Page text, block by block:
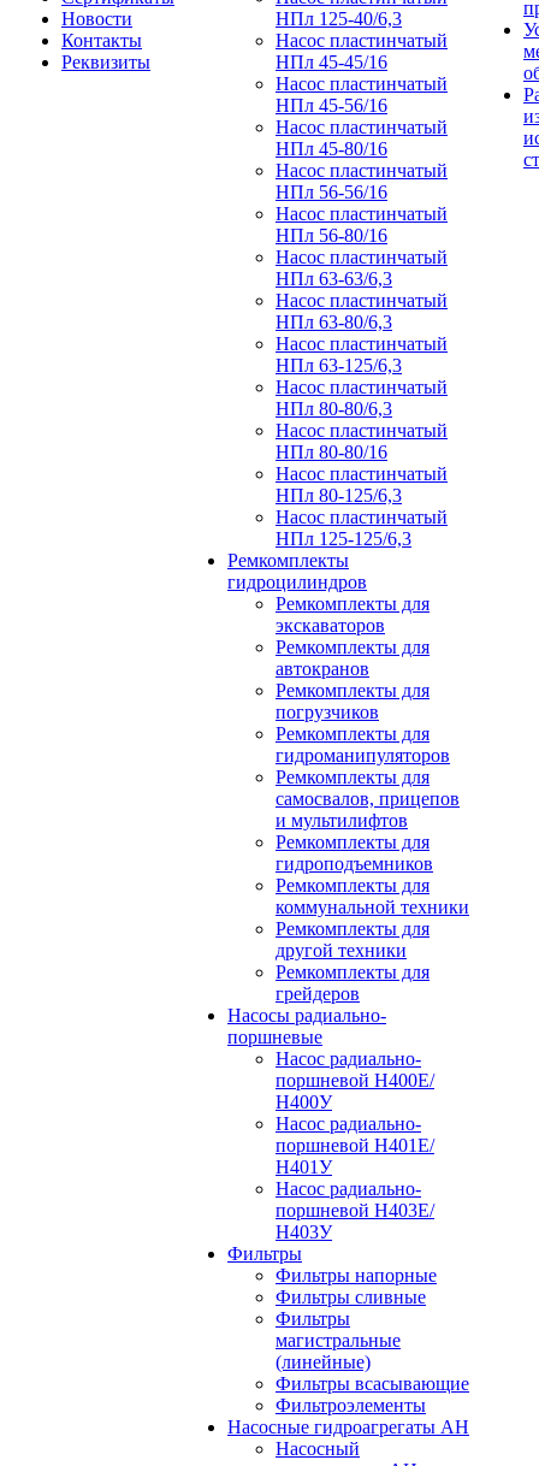
Новости
Контакты
Реквизиты
НПл 125-40/6,3
Насос пластинчатый
НПл 45-45/16
Насос пластинчатый
НПл 45-56/16
Насос пластинчатый
НПл 45-80/16
Насос пластинчатый
НПл 56-56/16
Насос пластинчатый
НПл 56-80/16
Насос пластинчатый
НПл 63-63/6,3
Насос пластинчатый
НПл 63-80/6,3
Насос пластинчатый
НПл 63-125/6,3
Насос пластинчатый
НПл 80-80/6,3
Насос пластинчатый
НПл 80-80/16
Насос пластинчатый
НПл 80-125/6,3
Насос пластинчатый
НПл 125-125/6,3
Ремкомплекты
гидроцилиндров
Ремкомплекты для
экскаваторов
Ремкомплекты для
автокранов
Ремкомплекты для
погрузчиков
Ремкомплекты для
гидроманипуляторов
Ремкомплекты для
самосвалов, прицепов
и мультилифтов
Ремкомплекты для
гидроподъемников
Ремкомплекты для
коммунальной техники
Ремкомплекты для
другой техники
Ремкомплекты для
грейдеров
Насосы радиально-
поршневые
Насос радиально-
поршневой Н400Е/
Н400У
Насос радиально-
поршневой Н401Е/
Н401У
Насос радиально-
поршневой Н403Е/
Н403У
Фильтры
Фильтры напорные
Фильтры сливные
Фильтры
магистральные
(линейные)
Фильтры всасывающие
Фильтроэлементы
Насосные гидроагрегаты АН
Насосный